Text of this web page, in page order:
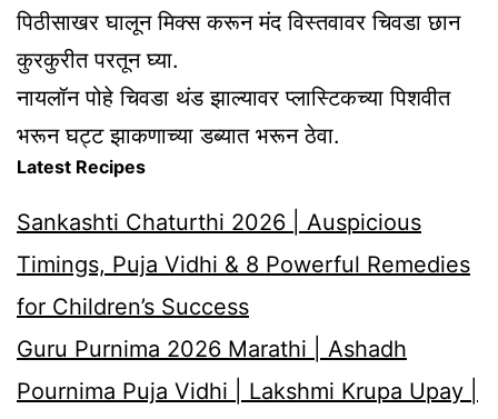
पिठीसाखर घालून मिक्स करून मंद विस्तवावर चिवडा छान
कुरकुरीत परतून घ्या.
नायलॉन पोहे चिवडा थंड झाल्यावर प्लास्टिकच्या पिशवीत
भरून घट्ट झाकणाच्या डब्यात भरून ठेवा.
Latest Recipes
Sankashti Chaturthi 2026 | Auspicious
Timings, Puja Vidhi & 8 Powerful Remedies
for Children’s Success
Guru Purnima 2026 Marathi | Ashadh
Pournima Puja Vidhi | Lakshmi Krupa Upay |